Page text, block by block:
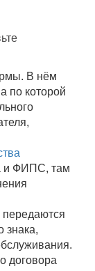
В нём
по которой
и ФИПС, там
передаются
знака,
договора